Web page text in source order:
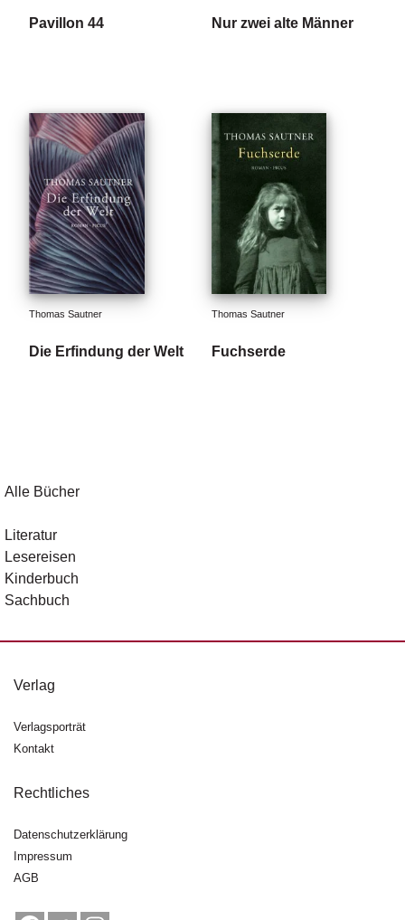
Pavillon 44 Nur zwei alte Männer
Thomas Sautner
Die Erfindung der Welt
Thomas Sautner
Fuchserde
Alle Bücher
Literatur
Lesereisen
Kinderbuch
Sachbuch
Verlag
Verlagsporträt
Kontakt
Rechtliches
Datenschutzerklärung
Impressum
AGB